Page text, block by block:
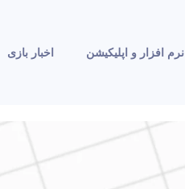
نرم افزار و اپلیکیشن اخبار بازی